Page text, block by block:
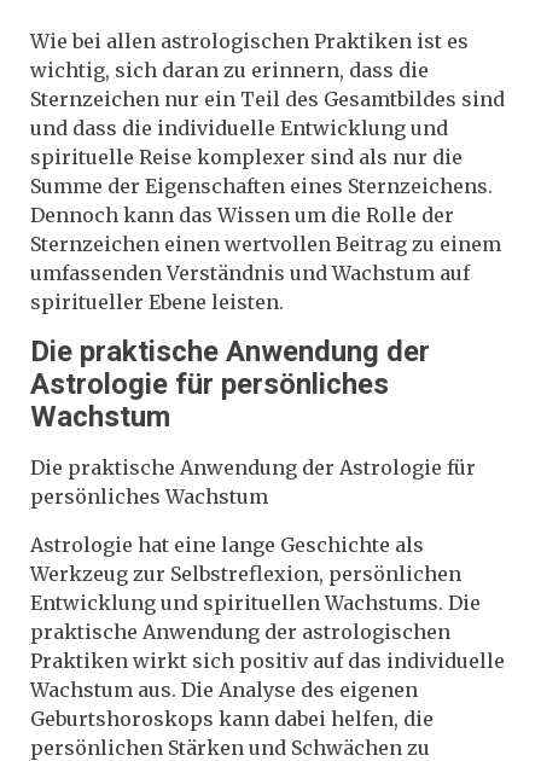
Wie bei allen astrologischen Praktiken ist es
wichtig, sich daran zu erinnern, dass die
Sternzeichen nur ein Teil des Gesamtbildes sind
und dass die individuelle Entwicklung und
spirituelle Reise komplexer sind als nur die
Summe der Eigenschaften eines Sternzeichens.
Dennoch kann das Wissen um die Rolle der
Sternzeichen einen wertvollen Beitrag zu einem
umfassenden Verständnis und Wachstum auf
spiritueller Ebene leisten.
Die praktische Anwendung der
Astrologie für persönliches
Wachstum
Die praktische Anwendung der Astrologie für
persönliches Wachstum
Astrologie hat eine lange Geschichte als
Werkzeug zur Selbstreflexion, persönlichen
Entwicklung und spirituellen Wachstums. Die
praktische Anwendung der astrologischen
Praktiken wirkt sich positiv auf das individuelle
Wachstum aus. Die Analyse des eigenen
Geburtshoroskops kann dabei helfen, die
persönlichen Stärken und Schwächen zu